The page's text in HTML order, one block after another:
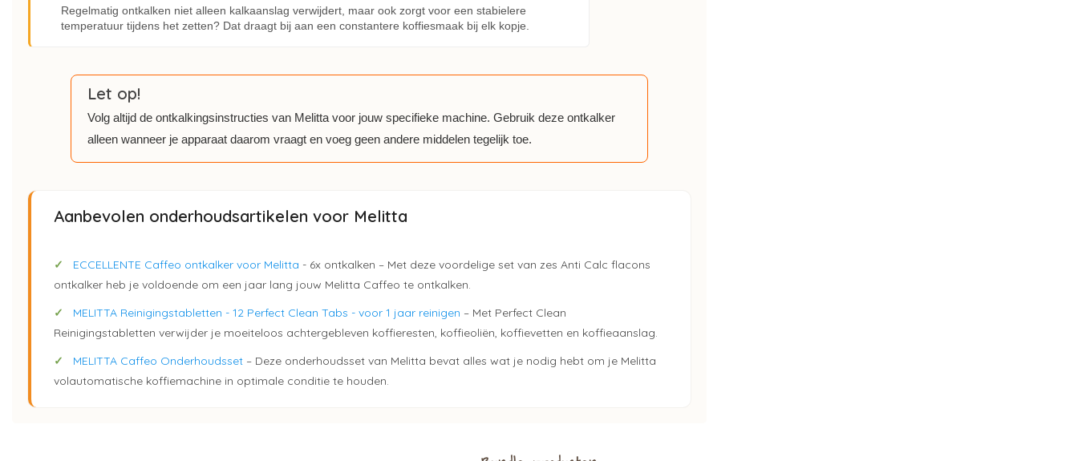
Regelmatig ontkalken niet alleen kalkaanslag verwijdert, maar ook zorgt voor een stabielere
temperatuur tijdens het zetten? Dat draagt bij aan een constantere koffiesmaak bij elk kopje.
Let op!
Volg altijd de ontkalkingsinstructies van Melitta voor jouw specifieke machine. Gebruik deze ontkalker
alleen wanneer je apparaat daarom vraagt en voeg geen andere middelen tegelijk toe.
Aanbevolen onderhoudsartikelen voor Melitta
✓ ECCELLENTE Caffeo ontkalker voor Melitta - 6x ontkalken – Met deze voordelige set van zes Anti Calc flacons
ontkalker heb je voldoende om een jaar lang jouw Melitta Caffeo te ontkalken.
✓
MELITTA Reinigingstabletten - 12 Perfect Clean Tabs - voor 1 jaar reinigen – Met Perfect Clean
Reinigingstabletten verwijder je moeiteloos achtergebleven koffieresten, koffieoliën, koffievetten en koffieaanslag.
✓
MELITTA Caffeo Onderhoudsset – Deze onderhoudsset van Melitta bevat alles wat je nodig hebt om je Melitta
volautomatische koffiemachine in optimale conditie te houden.